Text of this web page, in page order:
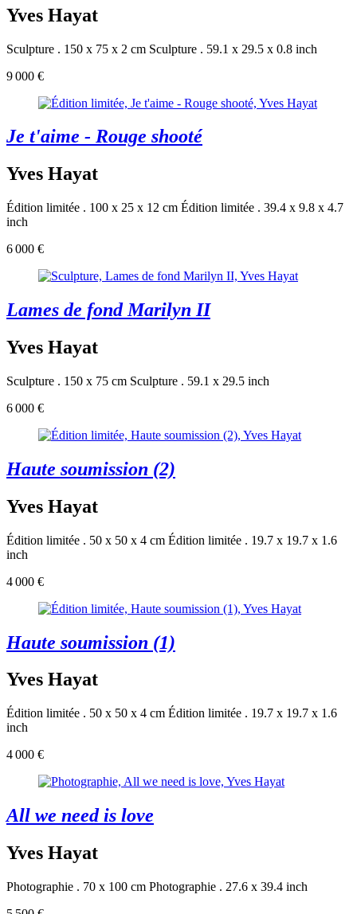
Yves Hayat
Sculpture . 150 x 75 x 2 cm Sculpture . 59.1 x 29.5 x 0.8 inch
9 000 €
Je t'aime - Rouge shooté
Yves Hayat
Édition limitée . 100 x 25 x 12 cm Édition limitée . 39.4 x 9.8 x 4.7
inch
6 000 €
Lames de fond Marilyn II
Yves Hayat
Sculpture . 150 x 75 cm Sculpture . 59.1 x 29.5 inch
6 000 €
Haute soumission (2)
Yves Hayat
Édition limitée . 50 x 50 x 4 cm Édition limitée . 19.7 x 19.7 x 1.6
inch
4 000 €
Haute soumission (1)
Yves Hayat
Édition limitée . 50 x 50 x 4 cm Édition limitée . 19.7 x 19.7 x 1.6
inch
4 000 €
All we need is love
Yves Hayat
Photographie . 70 x 100 cm Photographie . 27.6 x 39.4 inch